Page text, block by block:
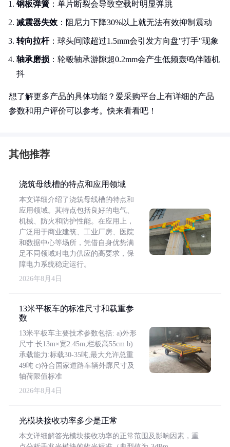
钢板弹簧 ：单片断裂会导致空载时明显弹跳
减震器失效 ：阻尼力下降30%以上就无法有效抑制震动
转向拉杆：球头间隙超过1.5mm会引发方向盘"打手"现象
轴承磨损 ：轮毂轴承游隙超0.2mm会产生低频轰鸣伴随机
抖
想了解更多产品的具体功能？爱采购平台上有详细的产品
参数和用户评价可以参考。快来看看吧！
其他推荐
浇筑母线槽的特点和应用领域
本文详细介绍了浇筑母线槽的特点和
应用领域。其特点包括良好的电气、
机械、防火和防护性能。在应用上，
广泛用于商业建筑、工业厂房、医院
和数据中心等场所，凭借自身优势满
足不同领域对电力供应的高要求，保
障电力系统稳定运行。
2026年8月4日
13米平板车的标准尺寸和载重参
数
13米平板车主要技术参数包括: a)外形
尺寸:长13m×宽2.45m,栏板高55cm b)
承载能力:标载30-35吨,最大允许总重
49吨 c)符合国家道路车辆外廓尺寸及
轴荷限值标准
2026年8月4日
光模块接收功率多少是正常
本文详细解答光模块接收功率的正常范围及影响因素，重